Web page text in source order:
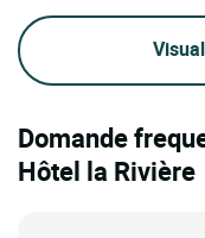
Domande
Hôtel la Rivière